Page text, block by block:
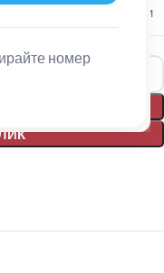
номер
0,5 мм